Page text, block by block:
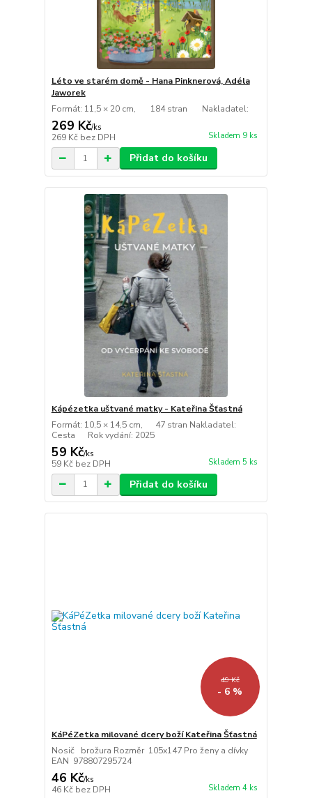
Léto ve starém domě - Hana Pinknerová, Adéla
Jaworek
Formát: 11,5 × 20 cm, 184 stran Nakladatel:
269 Kč/ks
269 Kč bez DPH Skladem 9 ks
Přidat do košíku
Kápézetka uštvané matky - Kateřina Šťastná
Formát: 10,5 × 14,5 cm, 47 stran Nakladatel:
Cesta Rok vydání: 2025
59 Kč/ks
59 Kč bez DPH Skladem 5 ks
Přidat do košíku
49 Kč
- 6 %
KáPéZetka milované dcery boží Kateřina Šťastná
Nosič brožura Rozměr 105x147 Pro ženy a dívky
EAN 978807295724
46 Kč/ks
46 Kč bez DPH Skladem 4 ks